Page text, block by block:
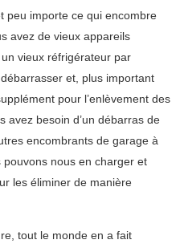
peu importe ce qui encombre
avez de vieux appareils
vieux réfrigérateur par
et, plus important
pour l’enlèvement des
avez besoin d’un débarras de
encombrants de garage à
nous en charger et
les éliminer de manière
tout le monde en a fait